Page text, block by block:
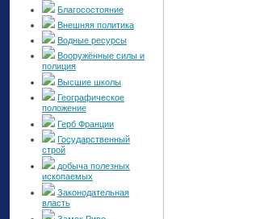
Благосостояние
Внешняя политика
Водные ресурсы
Вооружённые силы и
полиция
Высшие школы
Географическое
положение
Герб Франции
Государственный
строй
добыча полезных
ископаемых
Законодательная
власть